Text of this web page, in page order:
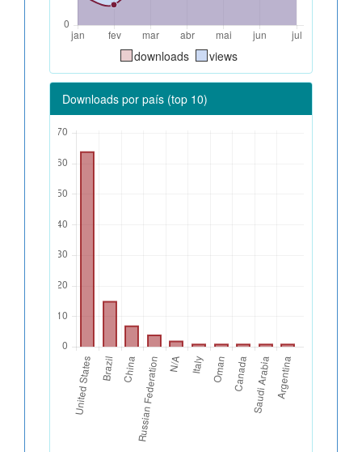
downloads views
Downloads por país (top 10)